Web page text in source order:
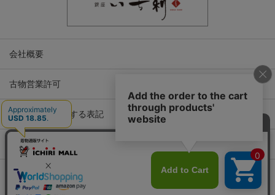
会社概要
古物営業許可
特定商取引に関する表記
プライバシーポリシー